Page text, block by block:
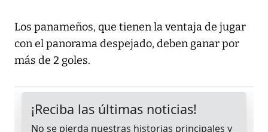
Los panameños, que tienen la ventaja de jugar
con el panorama despejado, deben ganar por
más de 2 goles.